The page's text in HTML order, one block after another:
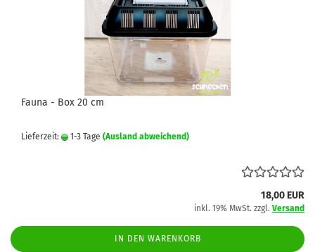
Fauna - Box 20 cm
Lieferzeit: 1-3 Tage (Ausland abweichend)
18,00 EUR
inkl. 19% MwSt. zzgl. Versand
IN DEN WARENKORB